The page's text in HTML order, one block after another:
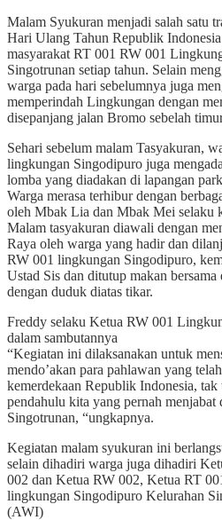
Malam Syukuran menjadi salah satu
Hari Ulang Tahun Republik
masyarakat RT 001 RW 001
Singotrunan setiap tahun. Selain
warga pada hari sebelumnya juga
memperindah Lingkungan dengan
disepanjang jalan Bromo sebelah
Sehari sebelum malam Tasyakuran,
lingkungan Singodipuro juga
lomba yang diadakan di lapangan
Warga merasa terhibur dengan
oleh Mbak Lia dan Mbak Mei selaku
Malam tasyakuran diawali dengan
Raya oleh warga yang hadir dan
RW 001 lingkungan Singodipuro,
Ustad Sis dan ditutup makan
dengan duduk diatas tikar.
Freddy selaku Ketua RW 001
dalam sambutannya
“Kegiatan ini dilaksanakan untuk
mendo’akan para pahlawan yang
kemerdekaan Republik Indonesia,
pendahulu kita yang pernah menjabat
Singotrunan, “ungkapnya.
Kegiatan malam syukuran ini
selain dihadiri warga juga dihadiri
002 dan Ketua RW 002, Ketua RT
lingkungan Singodipuro Kelurahan
(AWI)